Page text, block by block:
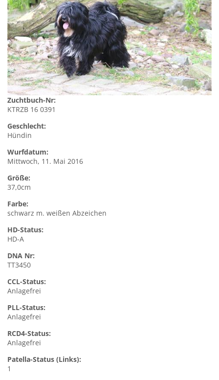
Zuchtbuch-Nr:
KTRZB 16 0391
Geschlecht:
Hündin
Wurfdatum:
Mittwoch, 11. Mai 2016
Größe:
37,0cm
Farbe:
schwarz m. weißen Abzeichen
HD-Status:
HD-A
DNA Nr:
TT3450
CCL-Status:
Anlagefrei
PLL-Status:
Anlagefrei
RCD4-Status:
Anlagefrei
Patella-Status (Links):
1